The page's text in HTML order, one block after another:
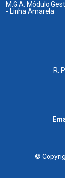
M.G.A. Módulo
- Linha Amarela
R.
©